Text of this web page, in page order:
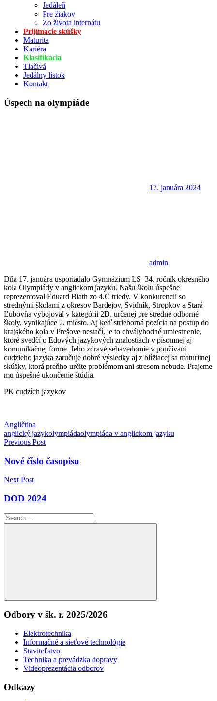
Jedáleň
Pre žiakov
Zo života internátu
Prijímacie skúšky
Maturita
Kariéra
Klasifikácia
Tlačivá
Jedálny lístok
Kontakt
Úspech na olympiáde
17. januára 2024
admin
Dňa 17. januára usporiadalo Gymnázium LS 34. ročník okresného
kola Olympiády v anglickom jazyku. Našu školu úspešne
reprezentoval Eduard Biath zo 4.C triedy. V konkurencii so
strednými školami z okresov Bardejov, Svidník, Stropkov a Stará
Ľubovňa vybojoval v kategórii 2D, určenej pre stredné odborné
školy, vynikajúce 2. miesto. Aj keď strieborná pozícia na postup do
krajského kola v Prešove nestačí, je to chvályhodné umiestnenie,
ktoré svedčí o Edových jazykových znalostiach v písomnej aj
komunikačnej forme. Jeho zdravé sebavedomie v používaní
cudzieho jazyka zaručuje dobré výsledky aj z blížiacej sa maturitnej
skúšky, ktorá preňho určite problémom ani stresom nebude. Prajeme
mu úspešné ukončenie štúdia.
PK cudzích jazykov
Angličtina
anglický jazykolympiádaolympiáda v anglickom jazyku
Navigácia
v
Previous Post
Nové číslo časopisu
Next Post
DOD 2024
Search
for:
Search
Odbory v šk. r. 2025/2026
Elektrotechnika
Informačné a sieťové technológie
Staviteľstvo
Technika a prevádzka dopravy
Videoprezentácia odborov
Odkazy